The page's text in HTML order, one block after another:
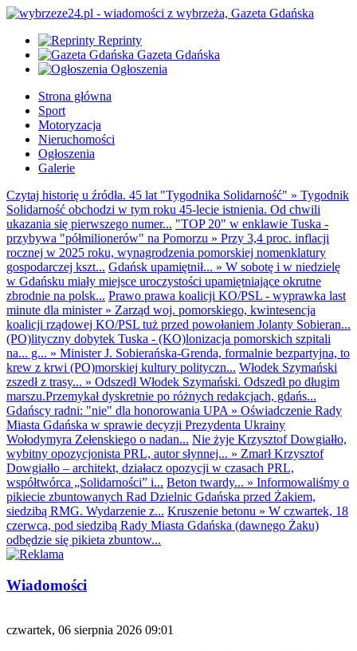
Reprinty
Gazeta Gdańska
Ogłoszenia
Strona główna
Sport
Motoryzacja
Nieruchomości
Ogłoszenia
Galerie
Czytaj historię u źródła. 45 lat "Tygodnika Solidarność" » Tygodnik
Solidarność obchodzi w tym roku 45-lecie istnienia. Od chwili
ukazania się pierwszego numer... "TOP 20" w enklawie Tuska -
przybywa "półmilionerów" na Pomorzu » Przy 3,4 proc. inflacji
rocznej w 2025 roku, wynagrodzenia pomorskiej nomenklatury
gospodarczej kszt... Gdańsk upamiętnił... » W sobotę i w niedzielę
w Gdańsku miały miejsce uroczystości upamiętniające okrutne
zbrodnie na polsk... Prawo prawa koalicji KO/PSL - wyprawka last
minute dla minister» Zarząd woj. pomorskiego, kwintesencja
koalicji rządowej KO/PSL tuż przed powołaniem Jolanty Sobieran...
(PO)lityczny dobytek Tuska - (KO)lonizacja pomorskich szpitali
na... g... » Minister J. Sobierańska-Grenda, formalnie bezpartyjna, to
krew z krwi (PO)morskiej kultury polityczn... Włodek Szymański
zszedł z trasy... » Odszedł Włodek Szymański. Odszedł po długim
marszu.Przemykał dyskretnie po różnych redakcjach, gdańs...
Gdańscy radni: "nie" dla honorowania UPA » Oświadczenie Rady
Miasta Gdańska w sprawie decyzji Prezydenta Ukrainy
Wołodymyra Zełenskiego o nadan... Nie żyje Krzysztof Dowgiałło,
wybitny opozycjonista PRL, autor słynnej... » Zmarł Krzysztof
Dowgiałło – architekt, działacz opozycji w czasach PRL,
współtwórca „Solidarności” i... Beton twardy... » Informowaliśmy o
pikiecie zbuntowanych Rad Dzielnic Gdańska przed Żakiem,
siedzibą RMG. Wydarzenie z... Kruszenie betonu » W czwartek, 18
czerwca, pod siedzibą Rady Miasta Gdańska (dawnego Żaku)
odbędzie się pikieta zbuntow...
Wiadomości
czwartek, 06 sierpnia 2026 09:01